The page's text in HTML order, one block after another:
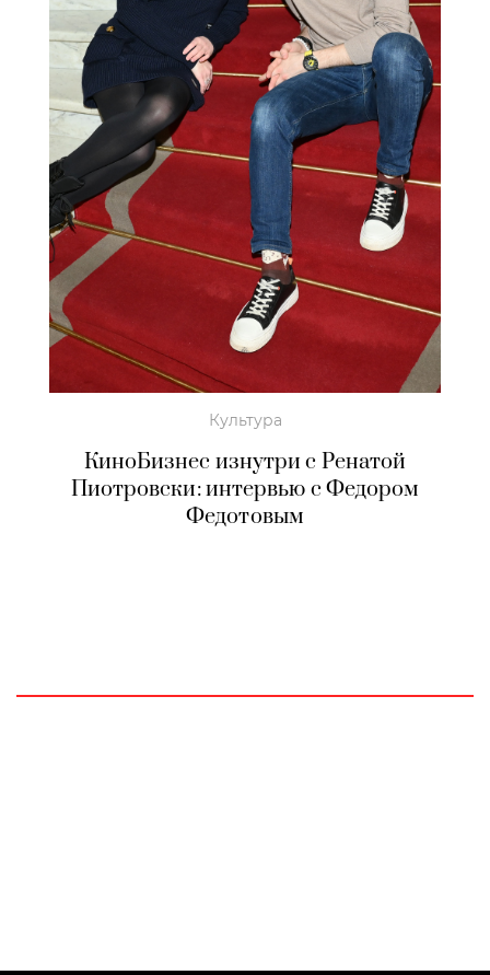
Культура
КиноБизнес изнутри с Ренатой
Пиотровски: интервью с Федором
Федотовым